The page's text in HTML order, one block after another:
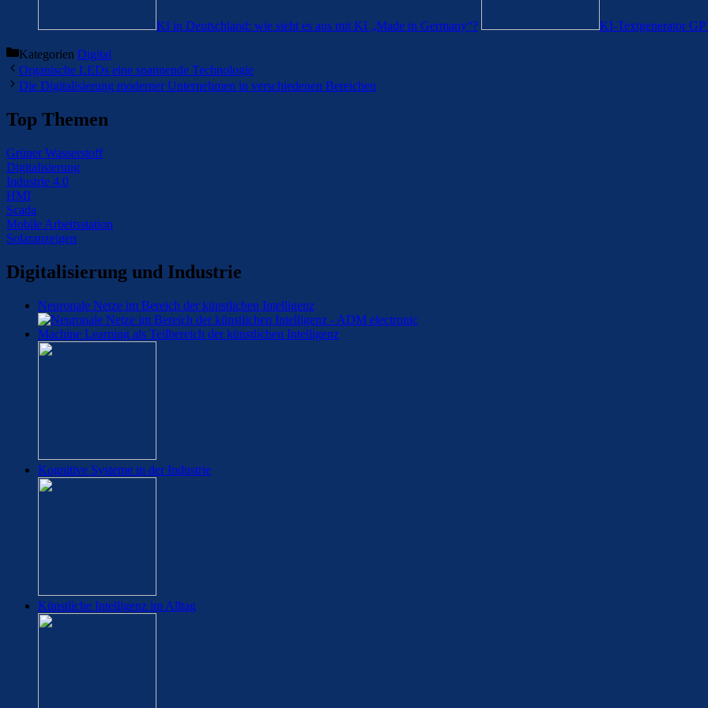
KI in Deutschland: wie sieht es aus mit KI „Made in Germany“? KI-Textgenerator
Kategorien Digital
Organische LEDs eine spannende Technologie
Die Digitalisierung moderner Unternehmen in verschiedenen Bereichen
Top Themen
Grüner Wasserstoff
Digitalisierung
Industrie 4.0
HMI
Scada
Mobile Arbeitsstation
Solaranzeigen
Digitalisierung und Industrie
Neuronale Netze im Bereich der künstlichen Intelligenz
Machine Learning als Teilbereich der künstlichen Intelligenz
Kognitive Systeme in der Industrie
Künstliche Intelligenz im Alltag